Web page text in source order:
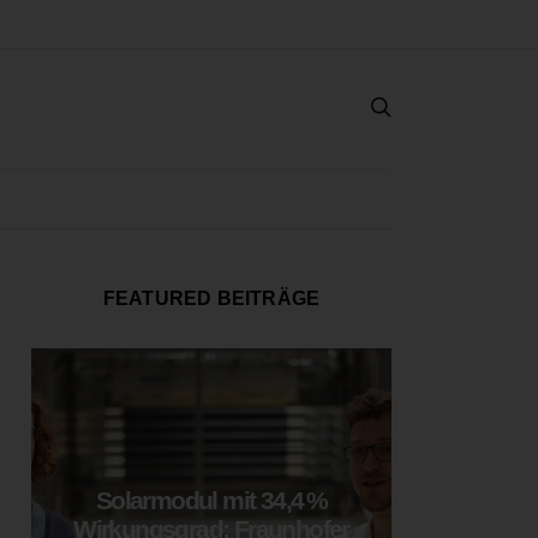
FEATURED BEITRÄGE
Solarmodul mit 34,4 %
Wirkungsgrad: Fraunhofer